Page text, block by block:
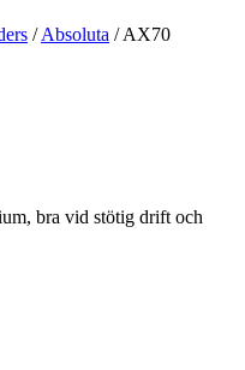
leverantörer
/Absoluta /AX70
bra vid stötig drift och